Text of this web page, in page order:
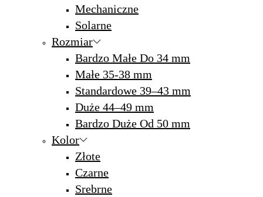
Mechaniczne
Solarne
Rozmiar
Bardzo Małe Do 34 mm
Małe 35-38 mm
Standardowe 39–43 mm
Duże 44–49 mm
Bardzo Duże Od 50 mm
Kolor
Złote
Czarne
Srebrne